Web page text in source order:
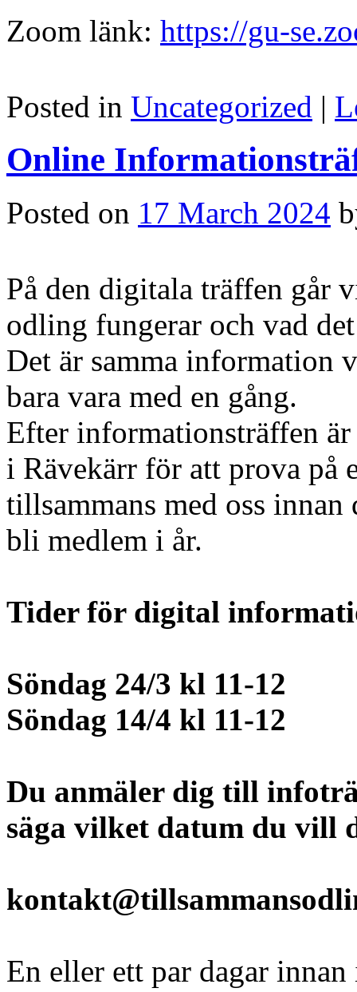
Zoom länk: https://gu-
Posted in Uncategorized |
Online
Posted on 17 March 2024
På den digitala träffen går
odling fungerar och vad
Det är samma information
bara vara med en gång.
Efter informationsträffen
i Rävekärr för att prova på
tillsammans med oss
bli medlem i år.
Tider för digital
Söndag 24/3 kl 11-12
Söndag 14/4 kl 11-12
Du anmäler dig till
säga vilket datum du vill
En eller ett par dagar